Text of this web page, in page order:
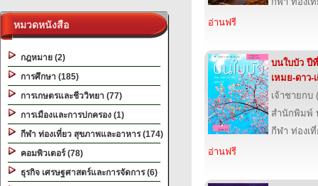
Line Number: 345
A PHP Error was encountered
Severity: Warning
Message: filemtime(): stat failed for
Filename: library/header.php
Line Number: 345
"alt="Slider 01" />
หมวดหนังสือ
กฎหมาย (2)
การศึกษา (185)
การเกษตรและชีววิทยา (77)
การเมืองและการปกครอง (1)
กีฬา ท่องเที่ยว สุขภาพและอาหาร (174)
คอมพิวเตอร์ (78)
ธุรกิจ เศรษฐศาสตร์และการจัดการ (6)
อ่านฟรี
บนใบบัว ปี
เหมย-ดาว
เจ้าชายกบ
สำนักพิมพ์
กีฬา ท่องเ
อ่านฟรี